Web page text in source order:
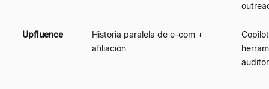
Upfluence
Historia paralela de e-com +
afiliación